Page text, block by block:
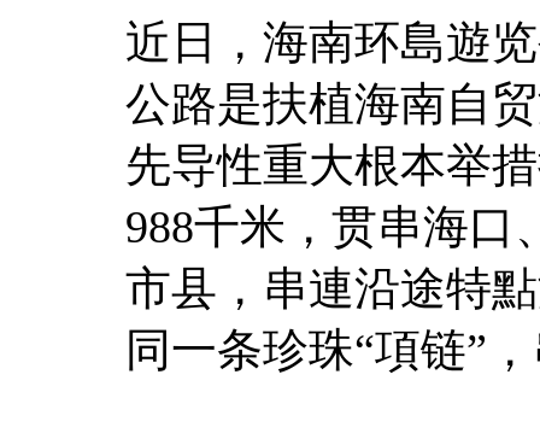
近日，海南环島遊
公路是扶植海南自
先导性重大根本举
988千米，贯串海口
市县，串連沿途特
同一条珍珠“項链”